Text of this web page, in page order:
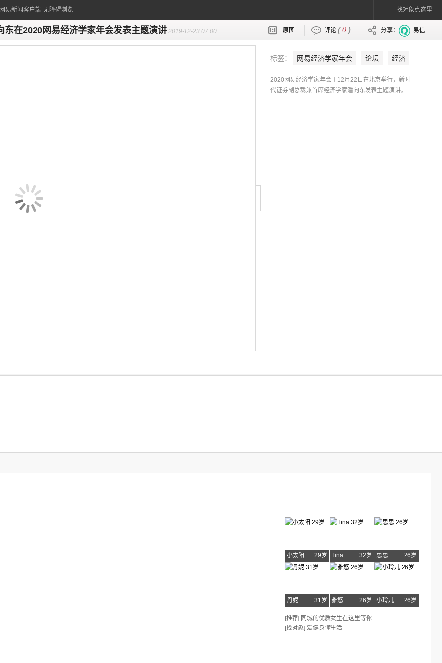
易新闻客户端 无障碍浏览 找对象点这里
东在2020网易经济学家年会发表主题演讲 2019-12-23 07:00 原图 评论 (0 ) 分享： 易信
标签： 网易经济学家年会 论坛
经济
经济学家
2020网易经济学家年会于12月22日在北京举行，新时
代证券副总裁兼首席经济学家潘向东发表主题演讲。
小太阳 29岁 Tina 32岁 思思 26岁
丹妮 31岁 雅悠 26岁 小玲儿 26岁
[推荐] 同城的优质女生在这里等你
[找对象] 爱健身懂生活